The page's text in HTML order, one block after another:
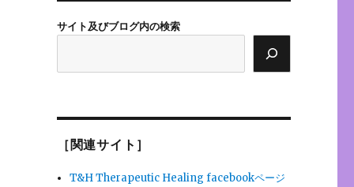
サイト及びブログ内の検索
［関連サイト］
T&H Therapeutic Healing facebookページ